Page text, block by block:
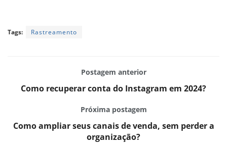
Tags: Rastreamento
Postagem anterior
Como recuperar conta do Instagram em 2024?
Próxima postagem
Como ampliar seus canais de venda, sem perder a
organização?